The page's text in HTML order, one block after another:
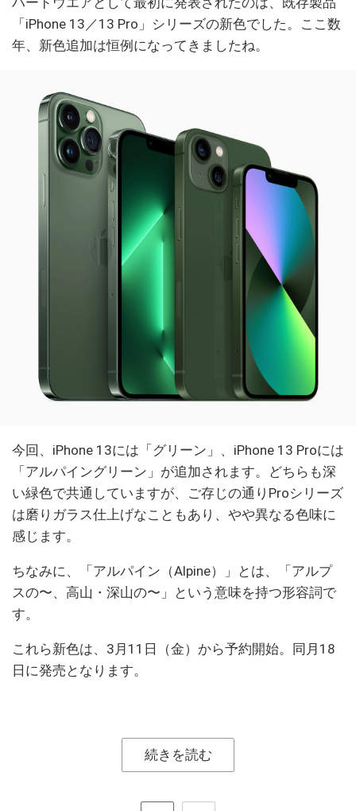
「iPhone 13／13 Pro」シリーズの新色でした。ここ数
年、新色追加は恒例になってきましたね。
今回、iPhone 13には「グリーン」、iPhone 13 Proには
「アルパイングリーン」が追加されます。どちらも深
い緑色で共通していますが、ご存じの通りProシリーズ
は磨りガラス仕上げなこともあり、やや異なる色味に
感じます。
ちなみに、「アルパイン（Alpine）」とは、「アルプ
スの〜、高山・深山の〜」という意味を持つ形容詞で
す。
これら新色は、3月11日（金）から予約開始。同月18
日に発売となります。
続きを読む